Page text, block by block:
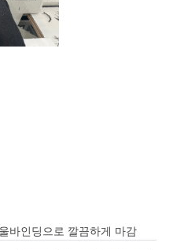
바인딩으로 깔끔하게 마감